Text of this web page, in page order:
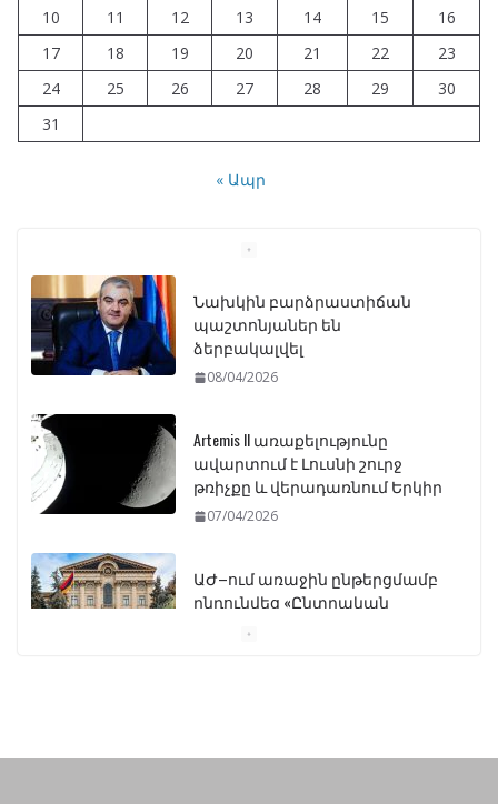
10
11 12 13 14 15
16
17
18 19 20 21 22
23
24
25 26 27 28 29
30
31
« Ապր
Նախկին բարձրաստիճան
պաշտոնյաներ են
ձերբակալվել
08/04/2026
Artemis II առաքելությունը
ավարտում է Լուսնի շուրջ
թռիչքը և վերադառնում Երկիր
07/04/2026
ԱԺ–ում առաջին ընթերցմամբ
ընդունվեց «Ընտրական
կբողոքարկի Գարեգին